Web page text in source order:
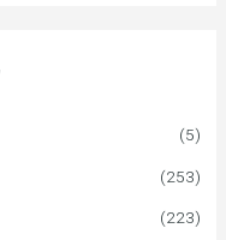
(5)
(253)
(223)ee